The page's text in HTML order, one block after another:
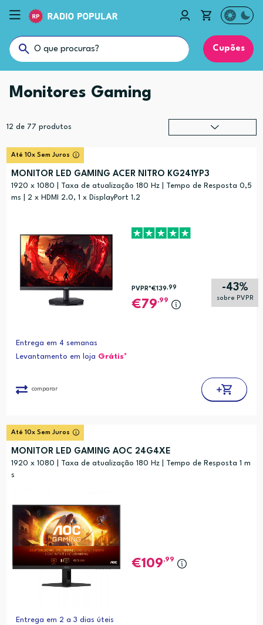
Cupões
Monitores Gaming
12 de 77 produtos
Preço (mais baixo)
Até 10x Sem Juros
MONITOR LED GAMING ACER NITRO KG241YP3
1920 x 1080 | Taxa de atualização 180 Hz | Tempo de Resposta 0,5
ms | 2 x HDMI 2.0, 1 x DisplayPort 1.2
-43%
sobre PVPR
PVPR*€139 ,99
79,99
Entrega em 4 semanas
Levantamento em loja Grátis*
comparar
Até 10x Sem Juros
MONITOR LED GAMING AOC 24G4XE
1920 x 1080 | Taxa de atualização 180 Hz | Tempo de Resposta 1 m
s
109,99
Entrega em 2 a 3 dias úteis